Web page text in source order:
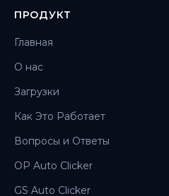
ПРОДУКТ
Главная
О нас
Загрузки
Как Это Работает
Вопросы и Ответы
OP Auto Clicker
GS Auto Clicker